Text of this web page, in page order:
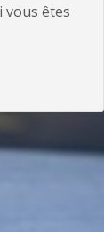
êtes